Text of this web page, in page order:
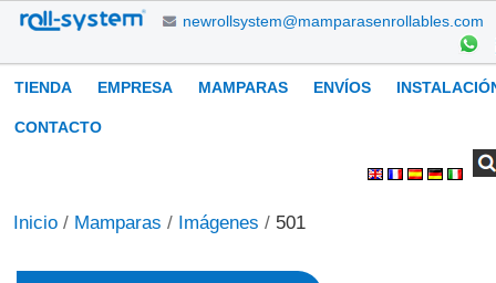
Cambiar
contenido.
Saltar
newrollsystem@mamparasenrollables.com
Navegación
TIENDA EMPRESA MAMPARAS ENVÍOS
CONTACTO
Inicio / Mamparas / Imágenes / 501